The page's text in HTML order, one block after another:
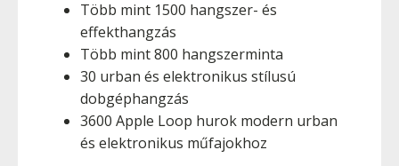
Több mint 1500 hangszer- és
effekthangzás
Több mint 800 hangszerminta
30 urban és elektronikus stílusú
dobgéphangzás
3600 Apple Loop hurok modern urban
és elektronikus műfajokhoz